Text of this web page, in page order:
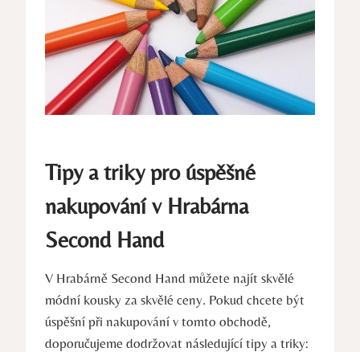
Tipy a triky pro úspěšné
nakupování v Hrabárna
Second Hand
V Hrabárně Second Hand můžete najít skvělé
módní kousky za skvělé ceny. Pokud chcete být
úspěšní při nakupování v tomto obchodě,
doporučujeme dodržovat následující tipy a triky: